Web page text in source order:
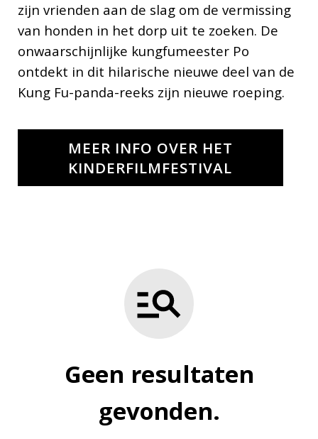
zijn vrienden aan de slag om de vermissing
van honden in het dorp uit te zoeken. De
onwaarschijnlijke kungfumeester Po
ontdekt in dit hilarische nieuwe deel van de
Kung Fu-panda-reeks zijn nieuwe roeping.
MEER INFO OVER HET
KINDERFILMFESTIVAL
Geen resultaten
gevonden.